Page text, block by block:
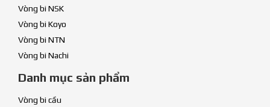
Vòng bi NSK
Vòng bi Koyo
Vòng bi NTN
Vòng bi Nachi
Danh mục sản phẩm
Vòng bi cầu